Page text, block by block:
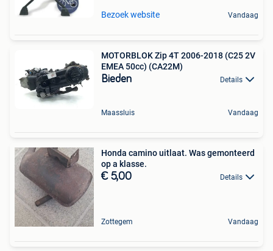
Bezoek website Vandaag
MOTORBLOK Zip 4T 2006-2018 (C25 2V
EMEA 50cc) (CA22M)
Bieden Details
Maassluis Vandaag
Honda camino uitlaat. Was gemonteerd
op a klasse.
€ 5,00 Details
Zottegem Vandaag